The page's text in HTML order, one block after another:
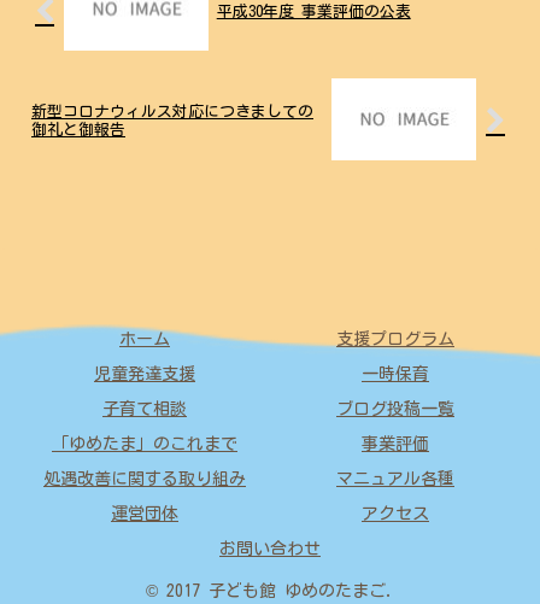
平成30年度 事業評価の公表
新型コロナウィルス対応につきましての
御礼と御報告
ホーム 支援プログラム
児童発達支援 一時保育
子育て相談 ブログ投稿一覧
「ゆめたま」のこれまで 事業評価
処遇改善に関する取り組み マニュアル各種
運営団体 アクセス
お問い合わせ
© 2017 子ども館 ゆめのたまご.